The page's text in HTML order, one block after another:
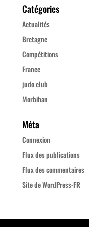
Catégories
Actualités
Bretagne
Compétitions
France
judo club
Morbihan
Méta
Connexion
Flux des publications
Flux des commentaires
Site de WordPress-FR